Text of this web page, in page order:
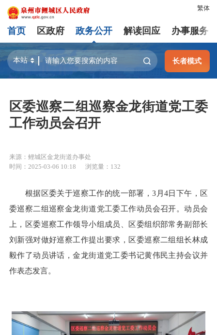
繁体
首页 区政府 政务公开 解读回应 办事服务
长者模式
区委巡察二组巡察金龙街道党工委
工作动员会召开
来源：鲤城区金龙街道办事处
时间：2025-03-06 10:18
浏览量： 132
根据区委关于巡察工作的统一部署，3月4日下午，区
委巡察二组巡察金龙街道党工委工作动员会召开。动员会
上，区委巡察工作领导小组成员、区委组织部常务副部长
刘新强对做好巡察工作提出要求，区委巡察二组组长林成
毅作了动员讲话，金龙街道党工委书记黄伟民主持会议并
作表态发言。